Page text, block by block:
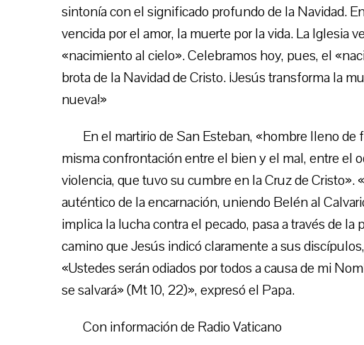
sintonía con el significado profundo de la Navidad.
vencida por el amor, la muerte por la vida. La Iglesia
«nacimiento al cielo». Celebramos hoy, pues, el
brota de la Navidad de Cristo. ¡Jesús transforma la
nueva!»
En el martirio de San Esteban, «hombre lleno
misma confrontación entre el bien y el mal, entre el
violencia, que tuvo su cumbre en la Cruz de Cristo».
auténtico de la encarnación, uniendo Belén al
implica la lucha contra el pecado, pasa a través de la
camino que Jesús indicó claramente a sus
«Ustedes serán odiados por todos a causa de mi
se salvará» (Mt 10, 22)», expresó el Papa.
Con información de Radio Vaticano